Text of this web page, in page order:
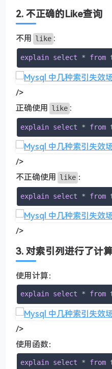
2. 不正确的Like查询
不用 like :
explain select * from
/>
正确使用 like :
explain select * from
/>
不正确使用 like ：
explain select * from
/>
3. 对索引列进行了计
使用计算：
explain select * from
/>
使用函数：
explain select * from